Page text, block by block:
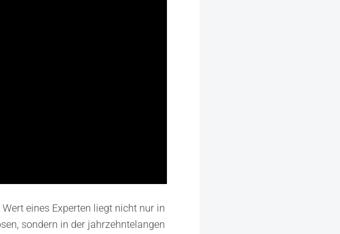
eines Experten liegt nicht nur in
sondern in der jahrzehntelangen